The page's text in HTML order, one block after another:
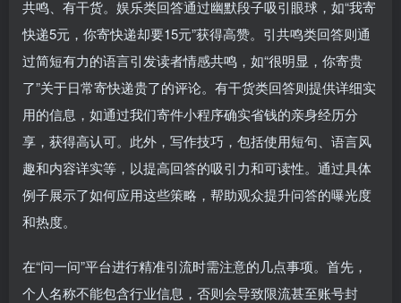
共鸣、有干货。娱乐类回答通过幽默段子吸引眼球，如“我寄
快递5元，你寄快递却要15元”获得高赞。引共鸣类回答则通
过简短有力的语言引发读者情感共鸣，如“很明显，你寄贵
了”关于日常寄快递贵了的评论。有干货类回答则提供详细实
用的信息，如通过我们寄件小程序确实省钱的亲身经历分
享，获得高认可。此外，写作技巧，包括使用短句、语言风
趣和内容详实等，以提高回答的吸引力和可读性。通过具体
例子展示了如何应用这些策略，帮助观众提升问答的曝光度
和热度。
在“问一问”平台进行精准引流时需注意的几点事项。首先，
个人名称不能包含行业信息，否则会导致限流甚至账号封